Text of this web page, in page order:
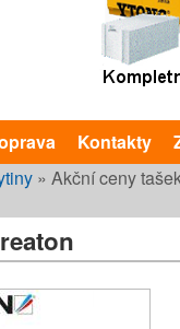
Kontakty
»Akční ceny